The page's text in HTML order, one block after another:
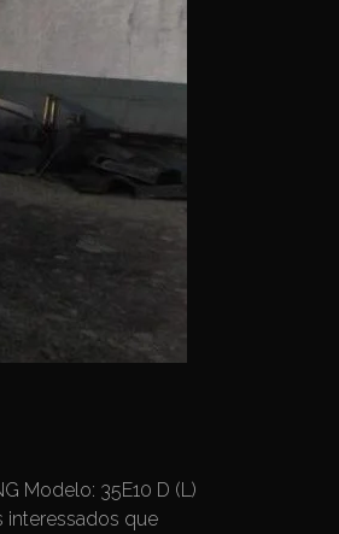
Modelo: 35E10 D (L)
interessados que